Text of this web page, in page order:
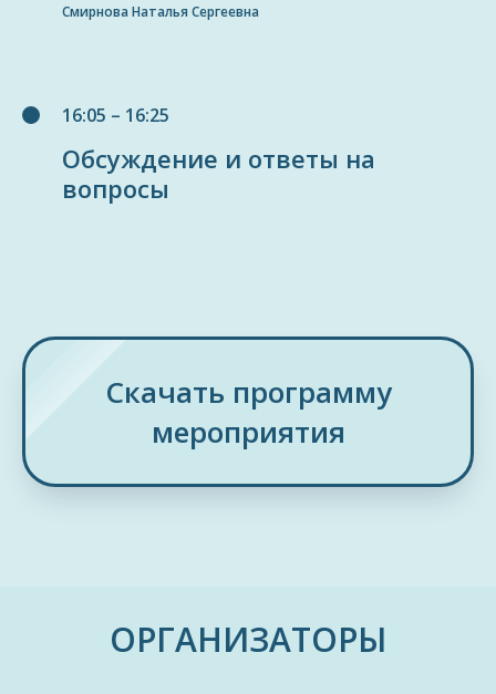
Смирнова Наталья Сергеевна
16:05 – 16:25
Обсуждение и ответы на
вопросы
Скачать программу
мероприятия
ОРГАНИЗАТОРЫ